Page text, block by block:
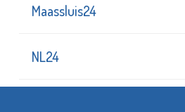
Maassluis24
NL24